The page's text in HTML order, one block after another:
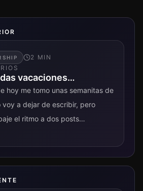
2 MIN
S
vacaciones…
hoy me tomo unas semanitas de
a dejar de escribir, pero
el ritmo a dos posts